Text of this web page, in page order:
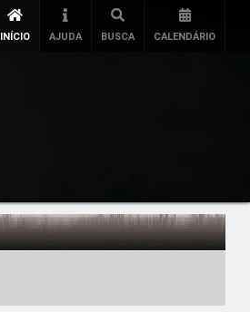
INÍCIO AJUDA BUSCA CALENDÁRIO